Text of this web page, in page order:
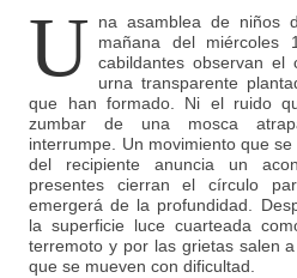
U
na asamblea de niños
mañana del
cabildantes observan el
urna transparente
que han formado. Ni el ruido
zumbar de una mosca
interrumpe. Un movimiento que
del recipiente anuncia un
presentes cierran el círculo
emergerá de la profundidad.
la superficie luce cuarteada
terremoto y por las grietas salen
que se mueven con dificultad.